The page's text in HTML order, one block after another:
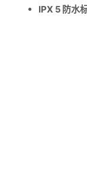
IPX 5 防水